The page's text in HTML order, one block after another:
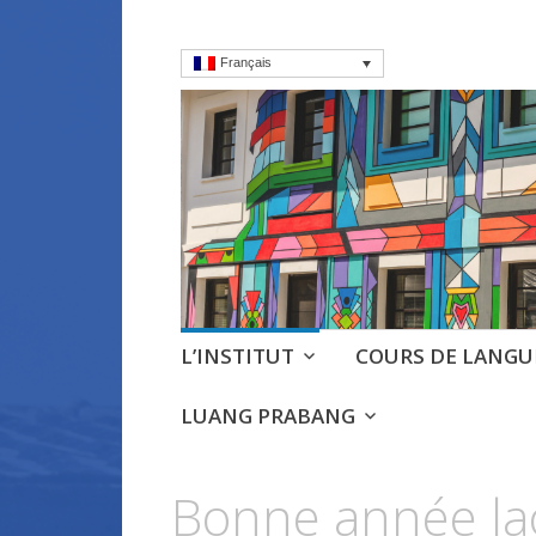
Français
Institut
Cours, culture et débats
Aller
contenu
L’INSTITUT COURS DE
LUANG PRABANG
Bonne année